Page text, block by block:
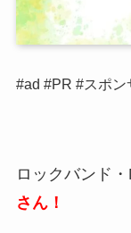
#ad #PR #スポ
ロックバンド
さん！